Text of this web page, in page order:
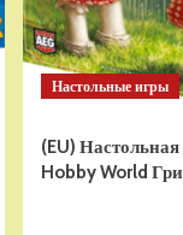
Настольные игры
(EU) Настольная
Hobby World